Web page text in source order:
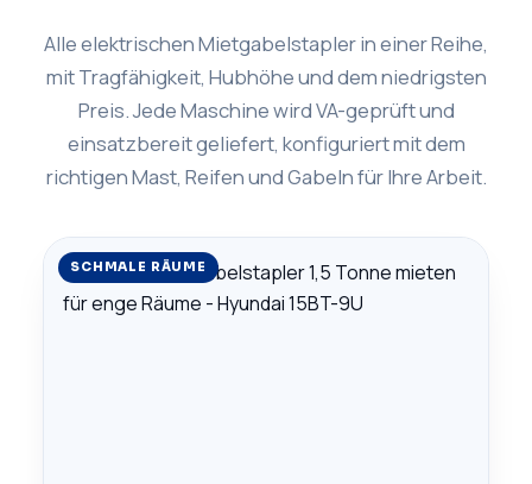
Alle elektrischen Mietgabelstapler in einer Reihe,
mit Tragfähigkeit, Hubhöhe und dem niedrigsten
Preis. Jede Maschine wird VA-geprüft und
einsatzbereit geliefert, konfiguriert mit dem
richtigen Mast, Reifen und Gabeln für Ihre Arbeit.
SCHMALE RÄUME